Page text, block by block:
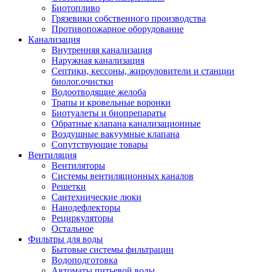
Биотопливо
Грязевики собственного производства
Противопожарное оборудование
Канализация
Внутренняя канализация
Наружная канализация
Септики, кессоны, жироуловители и станции
биолог.очистки
Водоотводящие желоба
Трапы и кровельные воронки
Биотуалеты и биопрепараты
Обратные клапана канализационные
Воздушные вакуумные клапана
Сопутствующие товары
Вентиляция
Вентиляторы
Системы вентиляционных каналов
Решетки
Сантехнические люки
Нанодефлекторы
Рециркуляторы
Остальное
Фильтры для воды
Бытовые системы фильтрации
Водоподготовка